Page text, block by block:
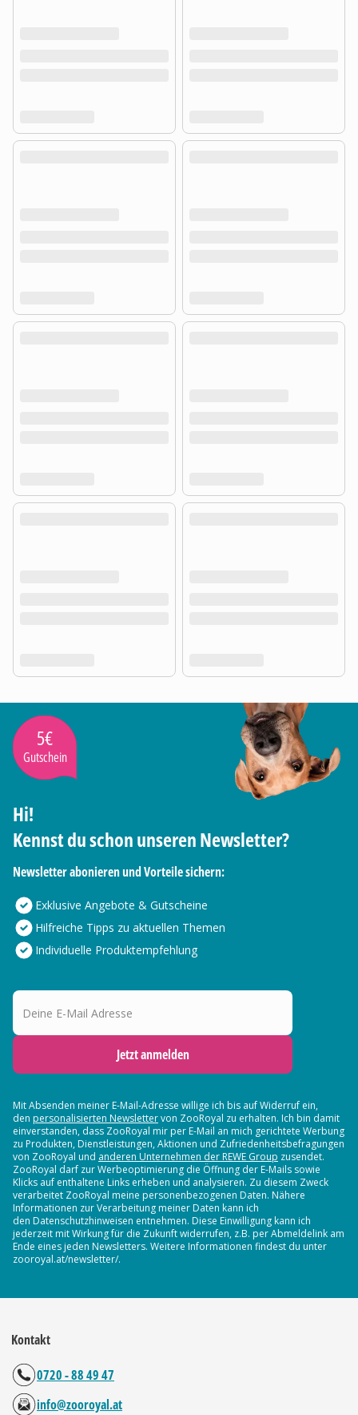
5€
Gutschein
Hi!
Kennst du schon unseren Newsletter?
Newsletter abonieren und Vorteile sichern:
Exklusive Angebote & Gutscheine
Hilfreiche Tipps zu aktuellen Themen
Individuelle Produktempfehlung
Deine E-Mail Adresse
Jetzt anmelden
Mit Absenden meiner E-Mail-Adresse willige ich bis auf Widerruf ein,
den personalisierten Newslettervon ZooRoyal zu erhalten. Ich bin damit
einverstanden, dass ZooRoyal mir per E-Mail an mich gerichtete Werbung
zu Produkten, Dienstleistungen, Aktionen und Zufriedenheitsbefragungen
von ZooRoyal und anderen Unternehmen der REWE Group zusendet.
ZooRoyal darf zur Werbeoptimierung die Öffnung der E-Mails sowie
Klicks auf enthaltene Links erheben und analysieren. Zu diesem Zweck
verarbeitet ZooRoyal meine personenbezogenen Daten. Nähere
Informationen zur Verarbeitung meiner Daten kann ich
den Datenschutzhinweisen entnehmen. Diese Einwilligung kann ich
jederzeit mit Wirkung für die Zukunft widerrufen, z.B. per Abmeldelink am
Ende eines jeden Newsletters. Weitere Informationen findest du unter
zooroyal.at/newsletter/.
Kontakt
0720 - 88 49 47
info@zooroyal.at